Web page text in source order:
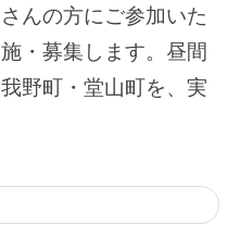
んの方にご参加いた
・募集します。昼間
野町・堂山町を、実